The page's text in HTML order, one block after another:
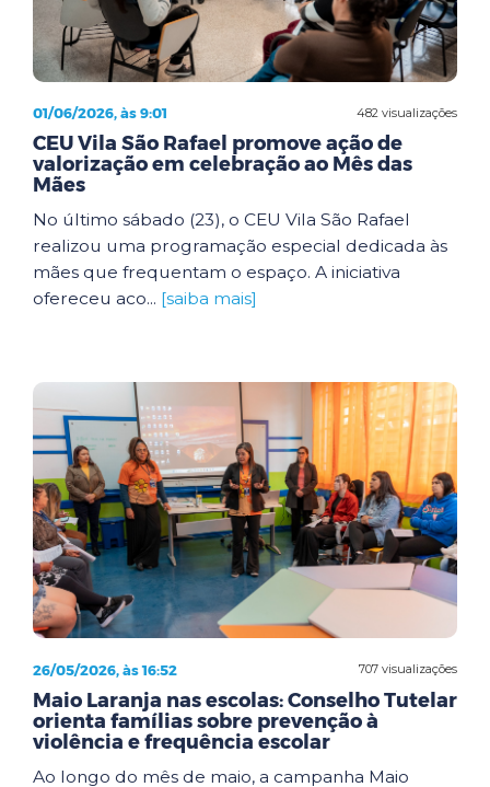
482 visualizações
01/06/2026, às 9:01
CEU Vila São Rafael promove ação de
valorização em celebração ao Mês das
Mães
No último sábado (23), o CEU Vila São Rafael
realizou uma programação especial dedicada às
mães que frequentam o espaço. A iniciativa
ofereceu aco... [saiba mais]
707 visualizações
26/05/2026, às 16:52
Maio Laranja nas escolas: Conselho Tutelar
orienta famílias sobre prevenção à
violência e frequência escolar
Ao longo do mês de maio, a campanha Maio